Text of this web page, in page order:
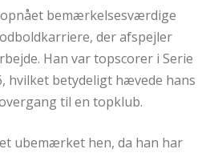
bemærkelsesværdige
der afspejler
Han var topscorer i Serie
hvilket betydeligt hævede hans
til en topklub.
ubemærket hen, da han har